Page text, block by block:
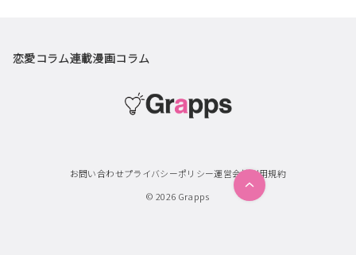
恋愛コラム連載漫画コラム
お問い合わせプライバシーポリシー運営会社利用規約
© 2026 Grapps